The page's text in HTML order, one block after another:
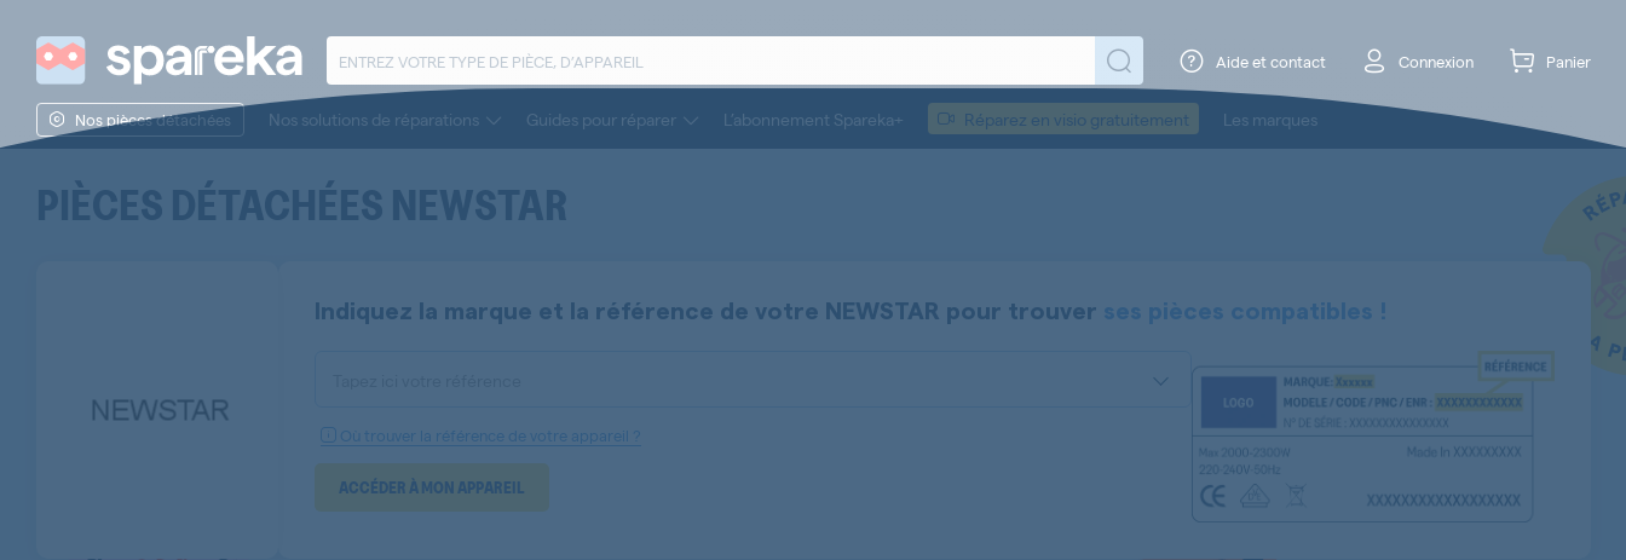
Aide et contact Connexion Panier
Nos pièces détachées Nos solutions de réparations Guides pour réparer L’abonnement Spareka+ Réparez en visio gratuitement Les marques
PIÈCES DÉTACHÉESNEWSTAR
Indiquez la marque et la référence de votre NEWSTAR pour trouver ses pièces compatibles !
Où trouver la référence de votre appareil ?
ACCÉDER À MON APPAREIL